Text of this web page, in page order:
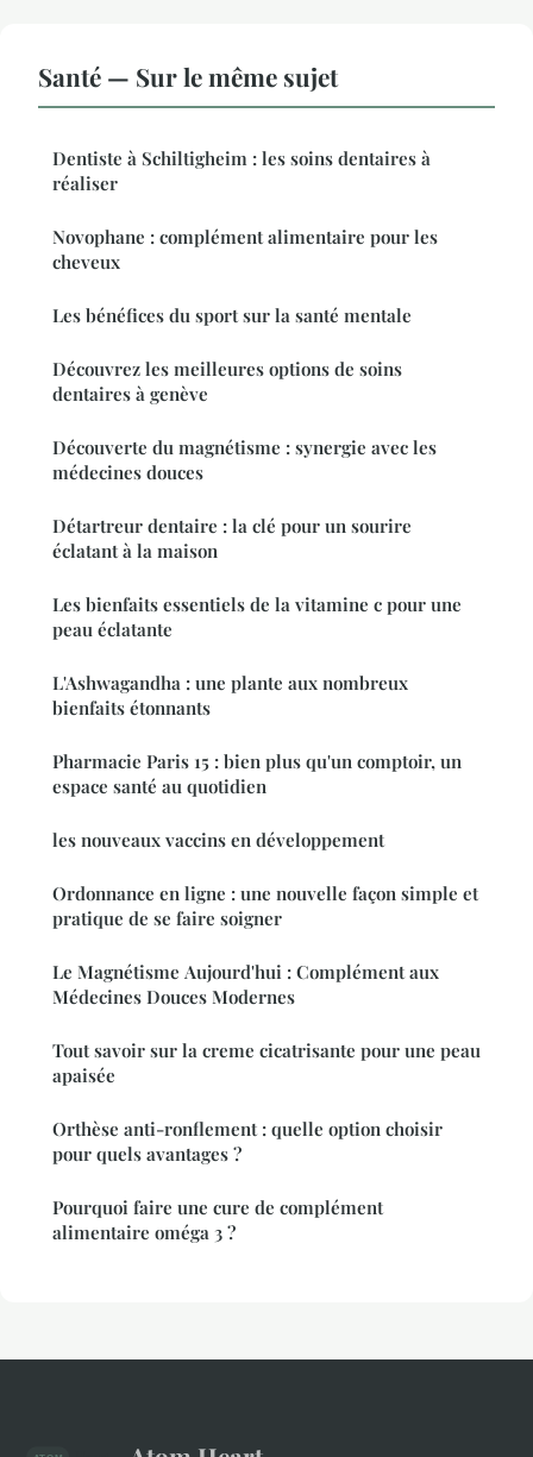
Santé — Sur le même sujet
Dentiste à Schiltigheim : les soins dentaires à
réaliser
Novophane : complément alimentaire pour les
cheveux
Les bénéfices du sport sur la santé mentale
Découvrez les meilleures options de soins
dentaires à genève
Découverte du magnétisme : synergie avec les
médecines douces
Détartreur dentaire : la clé pour un sourire
éclatant à la maison
Les bienfaits essentiels de la vitamine c pour une
peau éclatante
L'Ashwagandha : une plante aux nombreux
bienfaits étonnants
Pharmacie Paris 15 : bien plus qu'un comptoir, un
espace santé au quotidien
les nouveaux vaccins en développement
Ordonnance en ligne : une nouvelle façon simple et
pratique de se faire soigner
Le Magnétisme Aujourd'hui : Complément aux
Médecines Douces Modernes
Tout savoir sur la creme cicatrisante pour une peau
apaisée
Orthèse anti-ronflement : quelle option choisir
pour quels avantages ?
Pourquoi faire une cure de complément
alimentaire oméga 3 ?